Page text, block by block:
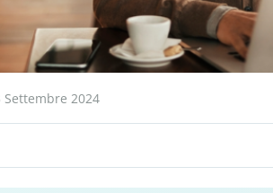
Settembre 2024